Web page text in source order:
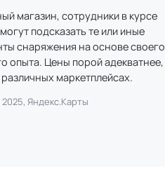
магазин, сотрудники в курсе
подсказать те или иные
снаряжения на основе своего
опыта. Цены порой адекватнее,
маркетплейсах.
Яндекс.Карты